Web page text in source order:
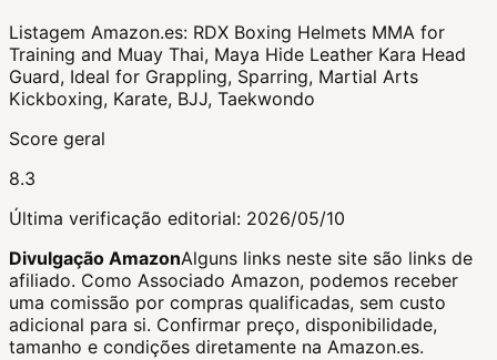
Listagem Amazon.es: RDX Boxing Helmets MMA for
Training and Muay Thai, Maya Hide Leather Kara Head
Guard, Ideal for Grappling, Sparring, Martial Arts
Kickboxing, Karate, BJJ, Taekwondo
Score geral
8.3
Última verificação editorial: 2026/05/10
Divulgação AmazonAlguns links neste site são links de
afiliado. Como Associado Amazon, podemos receber
uma comissão por compras qualificadas, sem custo
adicional para si. Confirmar preço, disponibilidade,
tamanho e condições diretamente na Amazon.es.